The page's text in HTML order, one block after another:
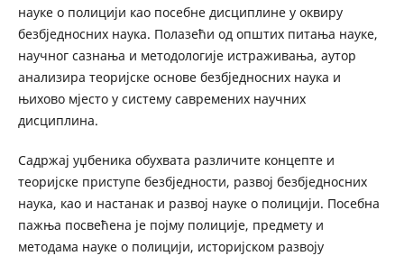
науке о полицији као посебне дисциплине у оквиру
безбједносних наука. Полазећи од општих питања науке,
научног сазнања и методологије истраживања, аутор
анализира теоријске основе безбједносних наука и
њихово мјесто у систему савремених научних
дисциплина.
Садржај уџбеника обухвата различите концепте и
теоријске приступе безбједности, развој безбједносних
наука, као и настанак и развој науке о полицији. Посебна
пажња посвећена је појму полиције, предмету и
методама науке о полицији, историјском развоју